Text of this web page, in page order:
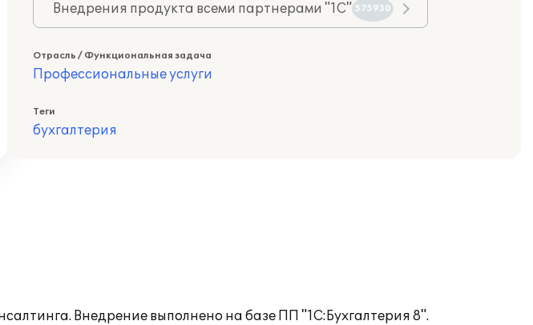
Внедрения продукта всеми партнерами "1С" 575930
Отрасль / Функциональная задача
Профессиональные услуги
Теги
бухгалтерия
Внедрение выполнено на базе ПП "1С:Бухгалтерия 8".